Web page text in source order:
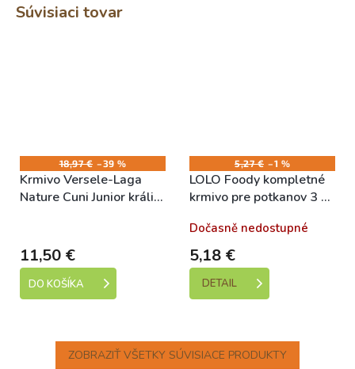
Súvisiaci tovar
18,97 € –39 %
Krmivo Versele-Laga
Nature Cuni Junior králik
11,50 €
DO KOŠÍKA
5,27 € –1 %
LOLO Foody kompletné
krmivo pre potkanov 3 L,
Dočasně nedostupné
5,18 €
DETAIL
ZOBRAZIŤ VŠETKY SÚVISIACE PRODUKTY